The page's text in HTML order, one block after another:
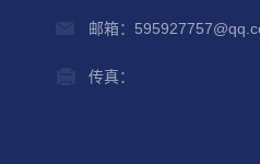
邮箱：
传真：